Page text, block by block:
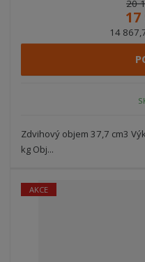
20
17
14
Zdvihový objem 37,7 cm3
kg Obj...
AKCE